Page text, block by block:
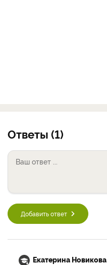
Ответы (1)
Добавить ответ
Екатерина Новикова